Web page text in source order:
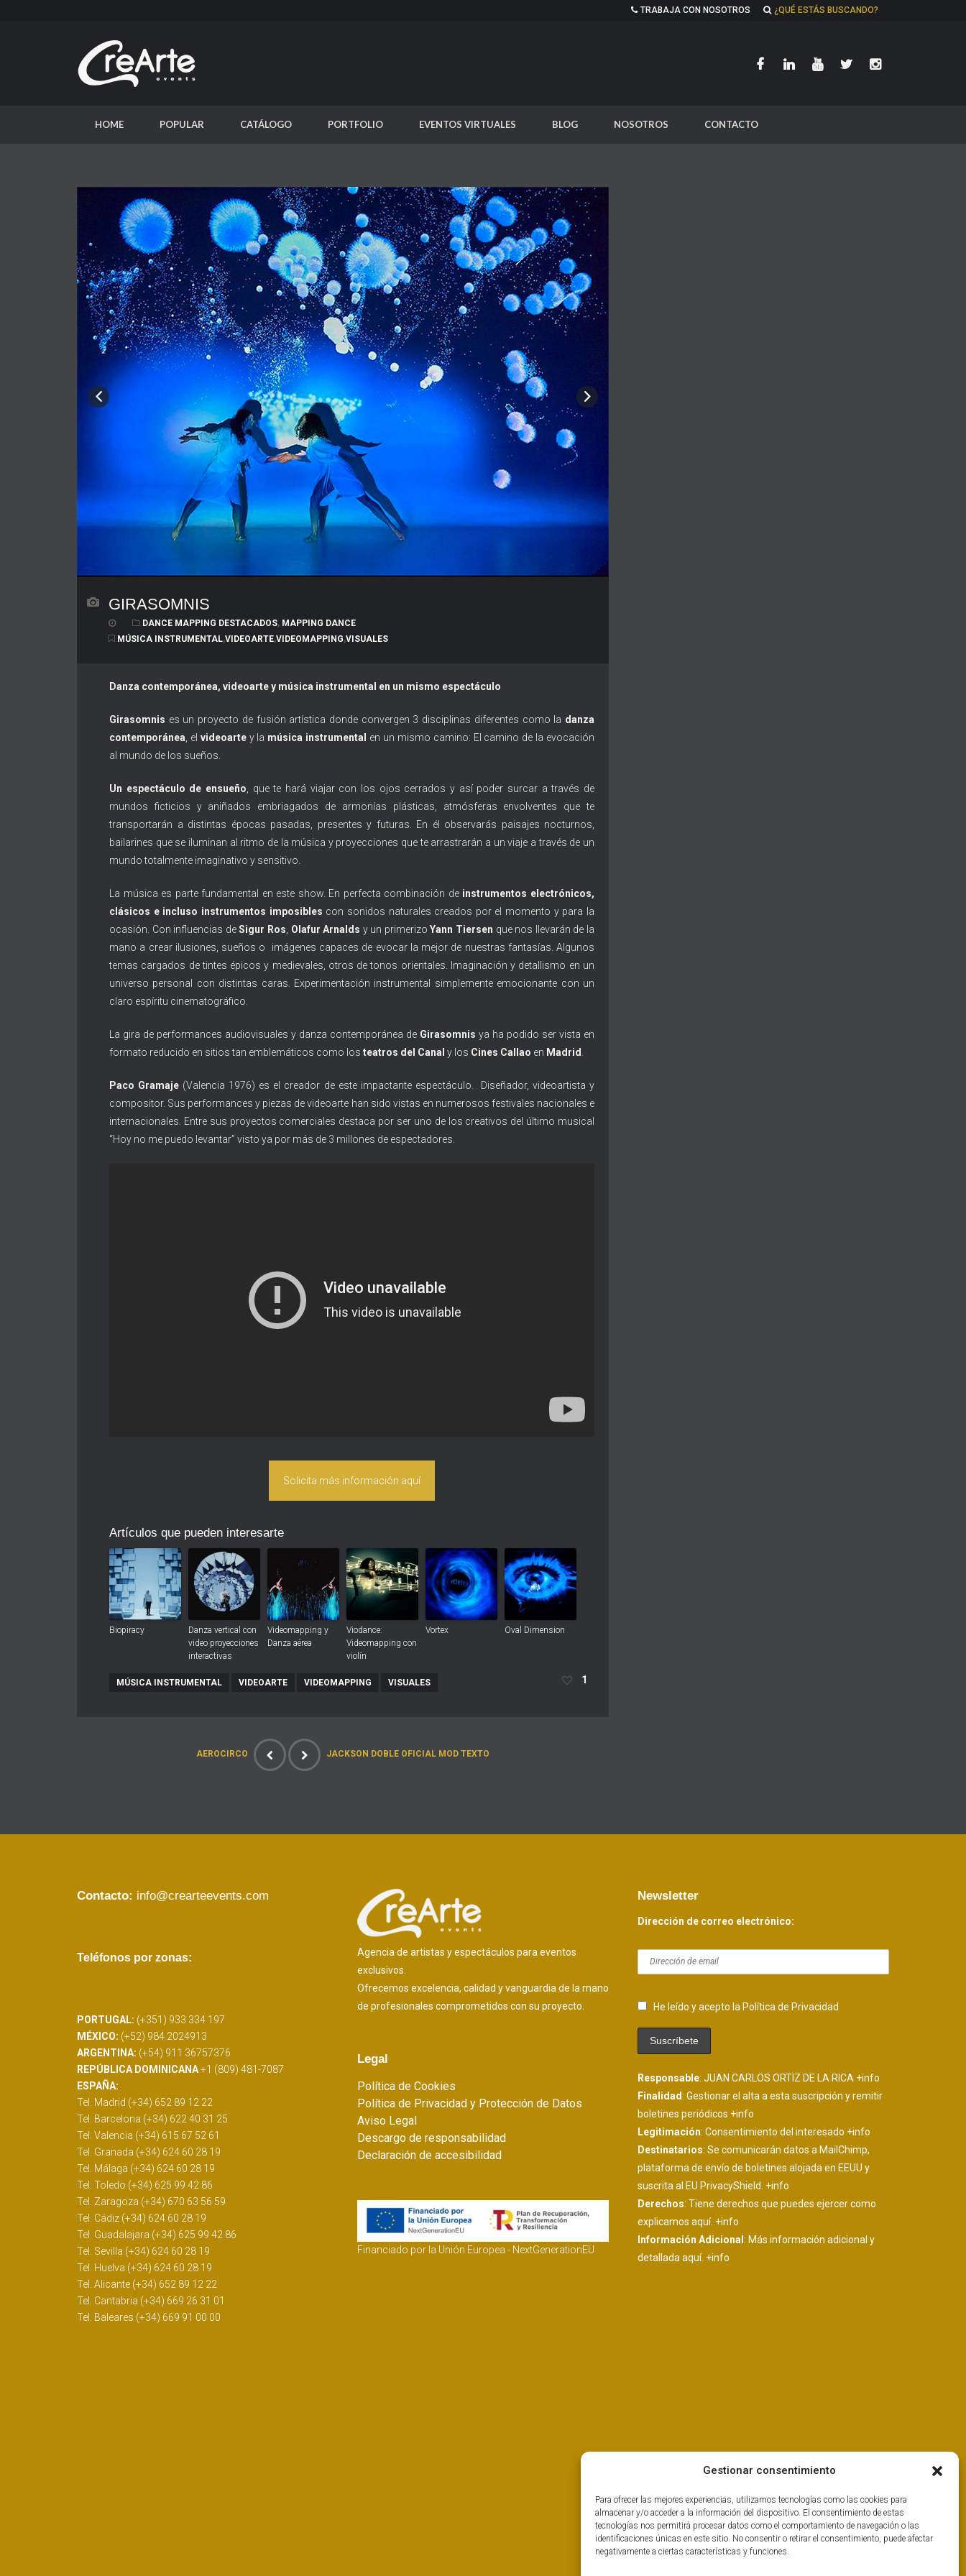
Gestionar consentimiento
Para ofrecer las mejores experiencias, utilizamos tecnologías como las cookies para
almacenar y/o acceder a la información del dispositivo. El consentimiento de estas
tecnologías nos permitirá procesar datos como el comportamiento de navegación o las
identificaciones únicas en este sitio. No consentir o retirar el consentimiento, puede afectar
negativamente a ciertas características y funciones.
TRABAJA CON NOSOTROS ¿QUÉ ESTÁS BUSCANDO?
HOME POPULAR CATÁLOGO PORTFOLIO EVENTOS VIRTUALES BLOG NOSOTROS CONTACTO
GIRASOMNIS
DANCE MAPPING DESTACADOS, MAPPING DANCE
MÚSICA INSTRUMENTAL,VIDEOARTE,VIDEOMAPPING,VISUALES
Danza contemporánea, videoarte y música instrumental en un mismo espectáculo
Girasomnis es un proyecto de fusión artística donde convergen 3 disciplinas diferentes como la danza
contemporánea , el videoartey la música instrumental
en un mismo camino: El camino de la evocación
al mundo de los sueños.
Un espectáculo de ensueño , que te hará viajar con los ojos cerrados y así poder surcar a través de
mundos ficticios y aniñados embriagados de armonías plásticas, atmósferas envolventes que te
transportarán a distintas épocas pasadas, presentes y futuras. En él observarás paisajes nocturnos,
bailarines que se iluminan al ritmo de la música y proyecciones que te arrastrarán a un viaje a través de un
mundo totalmente imaginativo y sensitivo.
La música es parte fundamental en este show. En perfecta combinación deinstrumentos electrónicos,
clásicos e incluso instrumentos imposibles con sonidos naturales creados por el momento y para la
ocasión. Con influencias deSigur Ros Olafur Arnalds y un primerizo Yann Tiersen que nos llevarán de la
mano a crear ilusiones, sueños o imágenes capaces de evocar la mejor de nuestras fantasías. Algunos
temas cargados de tintes épicos y medievales, otros de tonos orientales. Imaginación y detallismo en un
universo personal con distintas caras. Experimentación instrumental simplemente emocionante con un
claro espíritu cinematográfico.
La gira de performances audiovisuales y danza contemporánea de Girasomnis ya ha podido ser vista en
formato reducido en sitios tan emblemáticos como los teatros del Canal y los Cines Callao en Madrid
Paco Gramaje (Valencia 1976) es el creador de este impactante espectáculo. Diseñador, videoartista y
compositor. Sus performances y piezas de videoarte han sido vistas en numerosos festivales nacionales e
internacionales. Entre sus proyectos comerciales destaca por ser uno de los creativos del último musical
“Hoy no me puedo levantar” visto ya por más de 3 millones de espectadores.
Solicita más información aquí
Artículos que pueden interesarte
Biopiracy
Danza vertical con
video proyecciones
interactivas
Videomapping y
Danza aérea
Viodance:
Videomapping con
violín
Vortex Oval Dimension
MÚSICA INSTRUMENTAL VIDEOARTE VIDEOMAPPING VISUALES 1
AEROCIRCO JACKSON DOBLE OFICIAL MOD TEXTO
Contacto: info@crearteevents.com
Teléfonos por zonas:
PORTUGAL: (+351) 933 334 197
MÉXICO: (+52) 984 2024913
ARGENTINA: (+54) 911 36757376
REPÚBLICA DOMINICANA+1 (809) 481-7087
ESPAÑA:
Tel. Madrid (+34) 652 89 12 22
Tel. Barcelona (+34) 622 40 31 25
Tel. Valencia (+34) 615 67 52 61
Tel. Granada (+34) 624 60 28 19
Tel. Málaga (+34) 624 60 28 19
Tel. Toledo (+34) 625 99 42 86
Tel. Zaragoza (+34) 670 63 56 59
Tel. Cádiz (+34) 624 60 28 19
Tel. Guadalajara (+34) 625 99 42 86
Tel. Sevilla (+34) 624 60 28 19
Tel. Huelva (+34) 624 60 28 19
Tel. Alicante (+34) 652 89 12 22
Tel. Cantabria (+34) 669 26 31 01
Tel. Baleares (+34) 669 91 00 00
Agencia de artistas y espectáculos para eventos
exclusivos.
Ofrecemos excelencia, calidad y vanguardia de la mano
de profesionales comprometidos con su proyecto.
Legal
Política de Cookies
Política de Privacidad y Protección de Datos
Aviso Legal
Descargo de responsabilidad
Declaración de accesibilidad
Financiado por la Unión Europea - NextGenerationEU
Newsletter
Dirección de correo electrónico:
He leído y acepto la Política de Privacidad
Responsable: JUAN CARLOS ORTIZ DE LA RICA +info
Finalidad: Gestionar el alta a esta suscripción y remitir
boletines periódicos +info
Legitimación: Consentimiento del interesado +info
Destinatarios: Se comunicarán datos a MailChimp,
plataforma de envío de boletines alojada en EEUU y
suscrita al EU PrivacyShield. +info
Derechos: Tiene derechos que puedes ejercer como
explicamos aquí. +info
Información Adicional : Más información adicional y
detallada aquí. +info